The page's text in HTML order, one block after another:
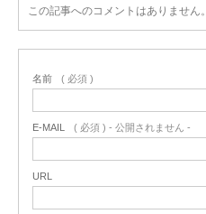
この記事へのコメントはありません。
名前 ( 必須 )
E-MAIL ( 必須 ) - 公開されません -
URL